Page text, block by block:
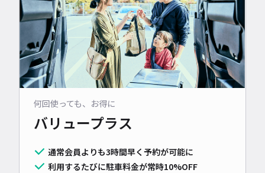
何回使っても、お得に
バリュープラス
通常会員よりも3時間早く予約が可能に
利用するたびに駐車料金が常時10%OFF